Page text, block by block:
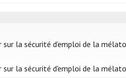
sur la sécurité d’emploi de la
sur la sécurité d'emploi de la